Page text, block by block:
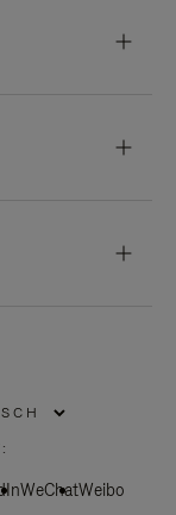
WeChatWeibo